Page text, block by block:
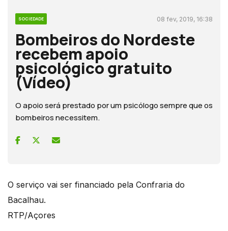
SOCIEDADE 08 fev, 2019, 16:38
Bombeiros do Nordeste
recebem apoio
psicológico gratuito
(Vídeo)
O apoio será prestado por um psicólogo sempre que os
bombeiros necessitem.
O serviço vai ser financiado pela Confraria do
Bacalhau.
RTP/Açores